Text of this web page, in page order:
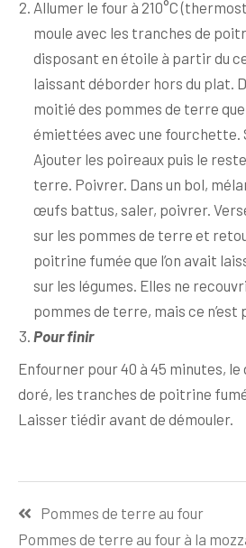
Allumer le four à 210°C
moule avec les tranches de
disposant en étoile à partir du
laissant déborder hors du plat.
moitié des pommes de terre que
émiettées avec une fourchette.
Ajouter les poireaux puis le
terre. Poivrer. Dans un bol,
œufs battus, saler, poivrer.
sur les pommes de terre et
poitrine fumée que l’on avait
sur les légumes. Elles ne
pommes de terre, mais ce n’est
Pour finir
Enfourner pour 40 à 45 minutes,
doré, les tranches de poitrine
Laisser tiédir avant de démouler.
Pommes de terre au four
Pommes de terre au four à la